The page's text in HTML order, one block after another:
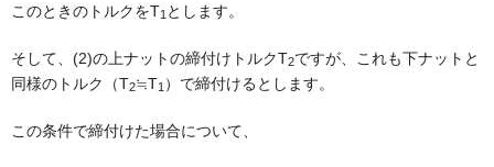
このときのトルクをT1 とします。
そして、(2)の上ナットの締付けトルクT2ですが、これも下ナットと
同様のトルク（T2≒T1 ）で締付けるとします。
この条件で締付けた場合について、